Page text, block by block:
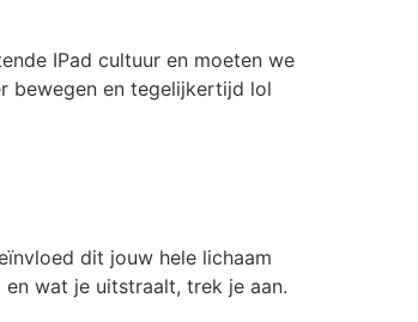
IPad cultuur en moeten we
bewegen en tegelijkertijd lol
dit jouw hele lichaam
wat je uitstraalt, trek je aan.